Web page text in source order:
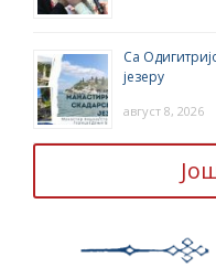
Са
језеру
август 8, 2026